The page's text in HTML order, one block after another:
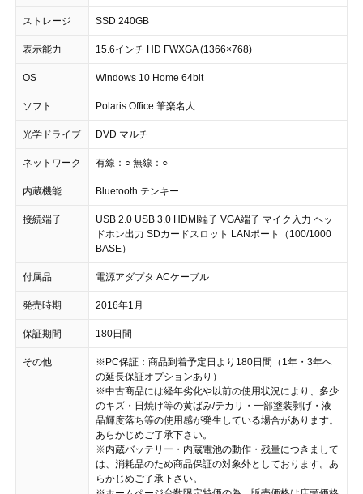
ストレージ SSD 240GB
表示能力 15.6インチ HD FWXGA (1366×768)
OS Windows 10 Home 64bit
ソフト Polaris Office 筆楽名人
光学ドライブ DVD マルチ
ネットワーク 有線：○ 無線：○
内蔵機能 Bluetooth テンキー
接続端子
USB 2.0 USB 3.0 HDMI端子 VGA端子 マイク入力 ヘッ
ドホン出力 SDカードスロット LANポート（100/1000
BASE）
付属品 電源アダプタ ACケーブル
発売時期 2016年1月
保証期間 180日間
その他
※PC保証：商品到着予定日より180日間（1年・3年へ
の延長保証オプションあり）
※中古商品には経年劣化や以前の使用状況により、多少
のキズ・日焼け等の黄ばみ/テカリ・一部塗装剥げ・液
晶輝度落ち等の使用感が発生している場合があります。
あらかじめご了承下さい。
※内蔵バッテリー・内蔵電池の動作・残量につきまして
は、消耗品のため商品保証の対象外としております。あ
らかじめご了承下さい。